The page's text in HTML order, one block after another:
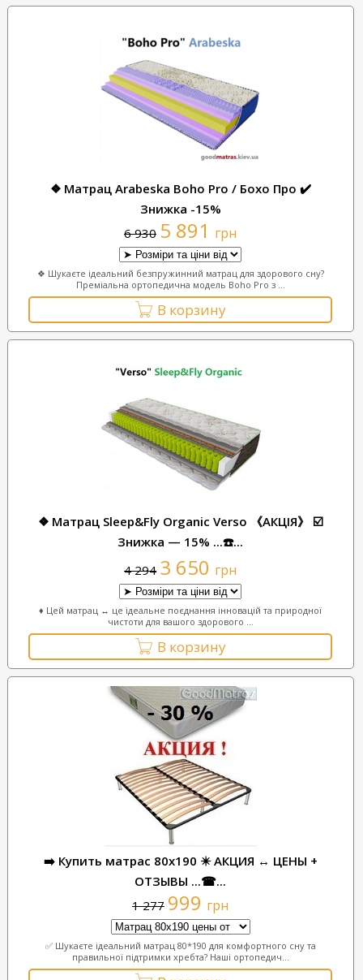
❖ Матрац Arabeska Boho Pro / Бохо Про ✔️
Знижка -15%
6 930 5 891 грн
❖ Шукаєте ідеальний безпружинний матрац для здорового сну?
Преміальна ортопедична модель Boho Pro з ...
В корзину
❖ Матрац Sleep&Fly Organic Verso 《АКЦІЯ》 ☑️
Знижка — 15% ...☎️...
4 294 3 650 грн
♦ Цей матрац ↔ це ідеальне поєднання інновацій та природної
чистоти для вашого здорового ...
В корзину
➡️ Купить матрас 80x190 ✴️ АКЦИЯ ↔ ЦЕНЫ +
ОТЗЫВЫ ...☎...
1 277 999 грн
✅ Шукаєте ідеальний матрац 80*190 для комфортного сну та
правильної підтримки хребта? Наші ортопедич...